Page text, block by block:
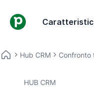
Hub CRM Confronto
HUB CRM